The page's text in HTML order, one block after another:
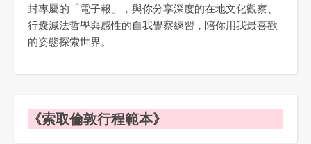
封專屬的「電子報」，與你分享深度的在地文化觀察、
行囊減法哲學與感性的自我覺察練習，陪你用我最喜歡
的姿態探索世界。
《索取倫敦行程範本》